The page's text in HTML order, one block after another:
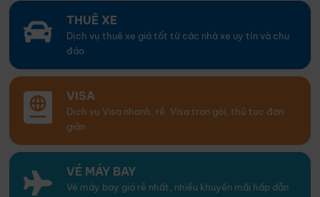
THUÊ XE
Dịch vụ thuê xe giá tốt từ các nhà xe uy tín và chu
đáo
VISA
Dịch vụ Visa nhanh, rẻ. Visa trọn gói, thủ tục đơn
giản
VÉ MÁY BAY
Vé máy bay giá rẻ nhất, nhiều khuyến mãi hấp dẫn